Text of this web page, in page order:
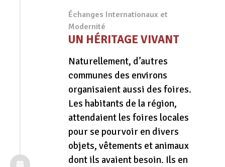
Échanges Internationaux et
Modernité
UN HÉRITAGE VIVANT
Naturellement, d’autres
communes des environs
organisaient aussi des foires.
Les habitants de la région,
attendaient les foires locales
pour se pourvoir en divers
objets, vêtements et animaux
dont ils avaient besoin. Ils en